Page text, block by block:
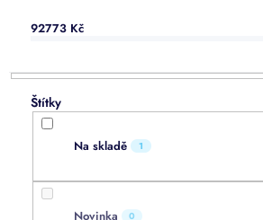
92773 Kč
Na skladě 1
Novinka 0